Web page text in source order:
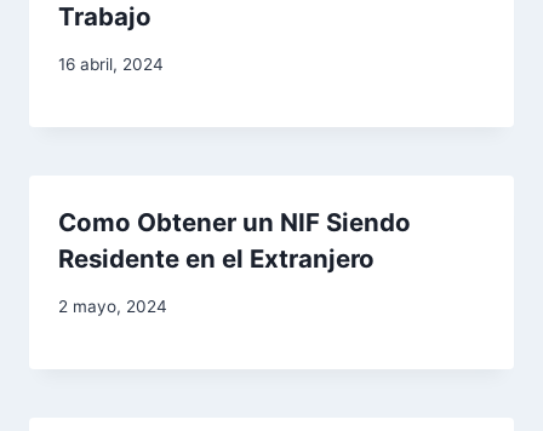
Trabajo
16 abril, 2024
Como Obtener un NIF Siendo
Residente en el Extranjero
2 mayo, 2024